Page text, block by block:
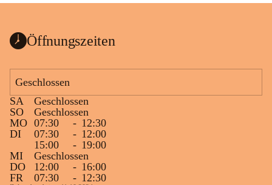
Öffnungszeiten
Geschlossen
SA
Geschlossen
SO
Geschlossen
MO 07:30 - 12:30
DI
07:30 - 12:00
15:00
- 19:00
MI
Geschlossen
DO
12:00 - 16:00
FR
07:30 - 12:30